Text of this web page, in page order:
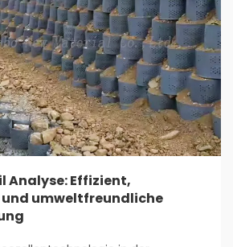
Analyse: Effizient,
umweltfreundliche